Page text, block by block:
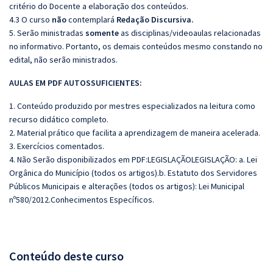
critério do Docente a elaboração dos conteúdos.
4.3 O curso nãocontemplará Redação Discursiva.
5. Serão ministradas somenteas disciplinas/videoaulas relacionadas
no informativo. Portanto, os demais conteúdos mesmo constando no
edital, não serão ministrados.
AULAS EM PDF AUTOSSUFICIENTES:
1. Conteúdo produzido por mestres especializados na leitura como
recurso didático completo.
2. Material prático que facilita a aprendizagem de maneira acelerada.
3. Exercícios comentados.
4. Não Serão disponibilizados em PDF:LEGISLAÇÃOLEGISLAÇÃO: a. Lei
Orgânica do Município (todos os artigos).b. Estatuto dos Servidores
Públicos Municipais e alterações (todos os artigos): Lei Municipal
nº580/2012.Conhecimentos Específicos.
Conteúdo deste curso